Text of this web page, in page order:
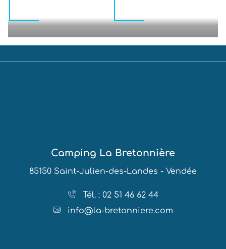
Camping La Bretonnière
85150 Saint-Julien-des-Landes - Vendée
Tél. : 02 51 46 62 44
info@la-bretonniere.com